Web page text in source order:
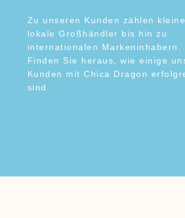
Zu unseren Kunden zählen
lokale Großhändler bis hin zu
internationalen Markeninhabern.
Finden Sie heraus, wie einige
Kunden mit Chica Dragon
sind.